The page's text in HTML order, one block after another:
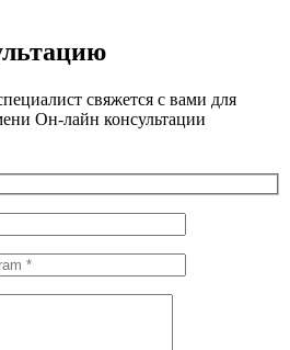
свяжется с вами для
Он-лайн консультации